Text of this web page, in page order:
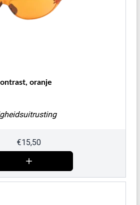
oranje
€15,50